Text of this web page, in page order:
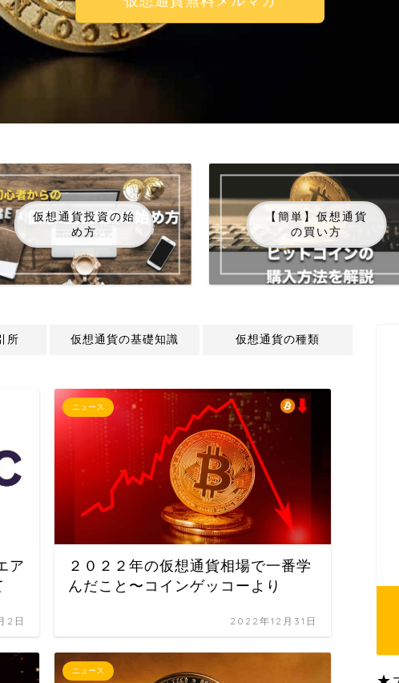
仮想通貨投資の始
め方
【簡単】仮想通貨
の買い方
所 仮想通貨の基礎知識 仮想通貨の種類
ア
2日
ニュース
２０２２年の仮想通貨相場で一番学
んだこと〜コインゲッコーより
2022年12月31日
ニュース